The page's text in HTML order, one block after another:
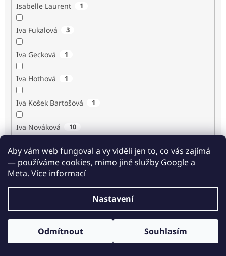
Aby vám web fungoval a vy viděli jen to, co vás zajímá
— používáme cookies, mimo jiné služby Google a
Meta. Více informací
Nastavení
Odmítnout Souhlasím
Isabelle Laurent 1
Iva Fukalová 3
Iva Gecková 1
Iva Hothová 1
Iva Košek Bartošová 1
Iva Nováková 10
Iva Procházková 1
Ivan Renč 1
Odběr novinek